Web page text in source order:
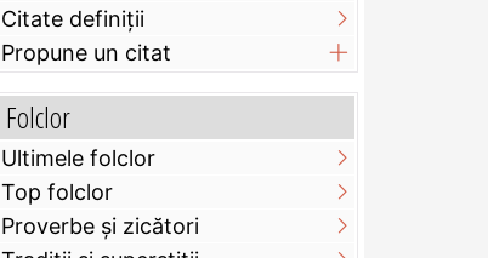
Citate definiţii
Propune un citat
Folclor
Ultimele folclor
Top folclor
Proverbe și zicători